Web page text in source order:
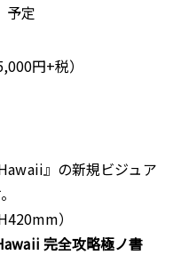
予定
円+税）
』の新規ビジュア
）
完全攻略極ノ書